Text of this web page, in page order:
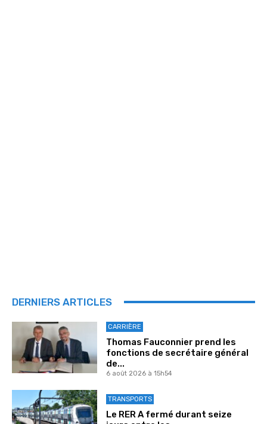
DERNIERS ARTICLES
CARRIÈRE
Thomas Fauconnier prend les
fonctions de secrétaire général
de...
6 août 2026 à 15h54
TRANSPORTS
Le RER A fermé durant seize